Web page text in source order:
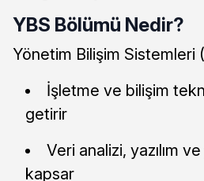
YBS Bölümü Nedir?
Yönetim Bilişim Sistemleri
İşletme ve bilişim
getirir
Veri analizi, yazılım
kapsar